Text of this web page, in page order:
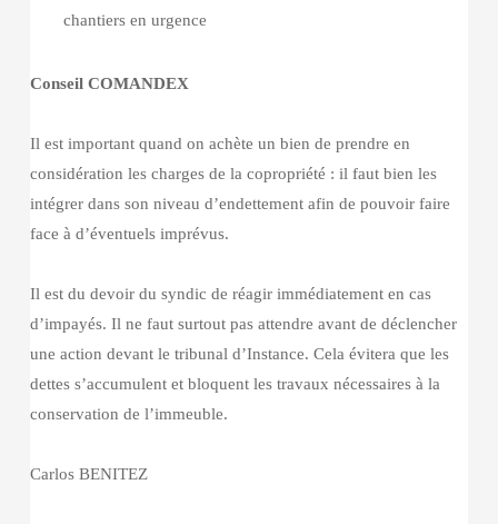
chantiers en urgence
Conseil COMANDEX
Il est important quand on achète un bien de prendre en
considération les charges de la copropriété : il faut bien les
intégrer dans son niveau d’endettement afin de pouvoir faire
face à d’éventuels imprévus.
Il est du devoir du syndic de réagir immédiatement en cas
d’impayés. Il ne faut surtout pas attendre avant de déclencher
une action devant le tribunal d’Instance. Cela évitera que les
dettes s’accumulent et bloquent les travaux nécessaires à la
conservation de l’immeuble.
Carlos BENITEZ